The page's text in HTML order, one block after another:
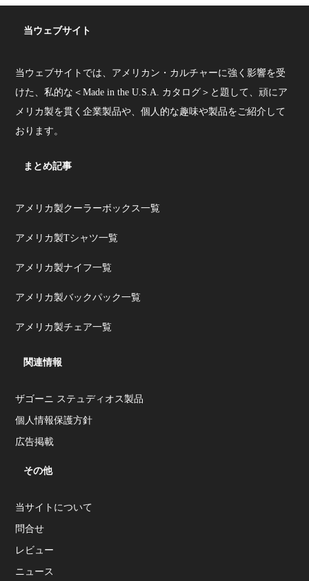
当ウェブサイト
当ウェブサイトでは、アメリカン・カルチャーに強く影響を受
けた、私的な＜Made in the U.S.A. カタログ＞と題して、頑にア
メリカ製を貫く企業製品や、個人的な趣味や製品をご紹介して
おります。
まとめ記事
アメリカ製クーラーボックス一覧
アメリカ製Tシャツ一覧
アメリカ製ナイフ一覧
アメリカ製バックパック一覧
アメリカ製チェア一覧
関連情報
ザゴーニ ステュディオス製品
個人情報保護方針
広告掲載
その他
当サイトについて
問合せ
レビュー
ニュース